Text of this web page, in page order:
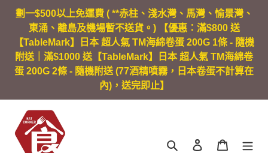
劃一$500以上免運費 ( **赤柱、淺水灣、馬灣、愉景灣、
東涌、離島及機場暫不送貨。) 【優惠：滿$800 送
【TableMark】日本 超人氣 TM海綿卷蛋 200G 1條 - 隨機
附送｜滿$1000 送【TableMark】日本 超人氣 TM海綿卷
蛋 200G 2條 - 隨機附送 (77酒精噴霧，日本卷蛋不計算在
內)，送完即止】
搜尋 登入 購物車